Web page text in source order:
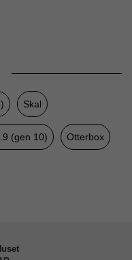
Pennhållare,
Stativfunktion, Stöttålig
Gummi, Hårdplast (PC)
Skal
(gen 10) Otterbox